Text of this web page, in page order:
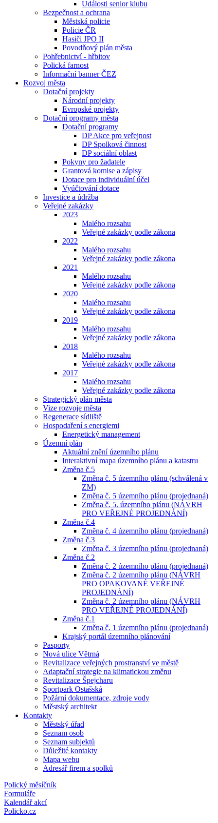
Události senior klubu
Bezpečnost a ochrana
Městská policie
Policie ČR
Hasiči JPO II
Povodňový plán města
Pohřebnictví - hřbitov
Polická farnost
Informační banner ČEZ
Rozvoj města
Dotační projekty
Národní projekty
Evropské projekty
Dotační programy města
Dotační programy
DP Akce pro veřejnost
DP Spolková činnost
DP sociální oblast
Pokyny pro žadatele
Grantová komise a zápisy
Dotace pro individuální účel
Vyúčtování dotace
Investice a údržba
Veřejné zakázky
2023
Malého rozsahu
Veřejné zakázky podle zákona
2022
Malého rozsahu
Veřejné zakázky podle zákona
2021
Malého rozsahu
Veřejné zakázky podle zákona
2020
Malého rozsahu
Veřejné zakázky podle zákona
2019
Malého rozsahu
Veřejné zakázky podle zákona
2018
Malého rozsahu
Veřejné zakázky podle zákona
2017
Malého rozsahu
Veřejné zakázky podle zákona
Strategický plán města
Vize rozvoje města
Regenerace sídliště
Hospodaření s energiemi
Energetický management
Územní plán
Aktuální znění územního plánu
Interaktivní mapa územního plánu a katastru
Změna č.5
Změna č. 5 územního plánu (schválená v
ZM)
Změna č. 5 územního plánu (projednaná)
Změna č. 5. územního plánu (NÁVRH
PRO VEŘEJNÉ PROJEDNÁNÍ)
Změna č.4
Změna č. 4 územního plánu (projednaná)
Změna č.3
Změna č. 3 územního plánu (projednaná)
Změna č.2
Změna č. 2 územního plánu (projednaná)
Změna č. 2 územního plánu (NÁVRH
PRO OPAKOVANÉ VEŘEJNÉ
PROJEDNÁNÍ)
Změna č. 2 územního plánu (NÁVRH
PRO VEŘEJNÉ PROJEDNÁNÍ)
Změna č.1
Změna č. 1 územního plánu (projednaná)
Krajský portál územního plánování
Pasporty
Nová ulice Větrná
Revitalizace veřejných prostranství ve městě
Adaptační strategie na klimatickou změnu
Revitalizace Špejcharu
Sportpark Ostašská
Požární dokumentace, zdroje vody
Městský architekt
Kontakty
Městský úřad
Seznam osob
Seznam subjektů
Důležité kontakty
Mapa webu
Adresář firem a spolků
Polický měsíčník
Formuláře
Kalendář akcí
Policko.cz